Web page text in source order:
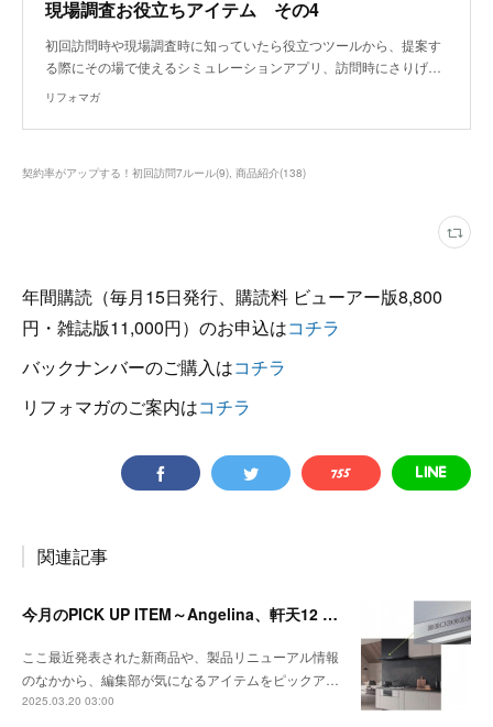
現場調査お役立ちアイテム その4
初回訪問時や現場調査時に知っていたら役立つツールから、提案す
る際にその場で使えるシミュレーションアプリ、訪問時にさりげ…
リフォマガ
契約率がアップする！初回訪問7ルール(9) 商品紹介(138)
年間購読（毎月15日発行、購読料 ビューアー版8,800
円・雑誌版11,000円）のお申込はコチラ
バックナンバーのご購入はコチラ
リフォマガのご案内はコチラ
関連記事
今月のPICK UP ITEM～Angelina、軒天12 トリスタ
ここ最近発表された新商品や、製品リニューアル情報
のなかから、編集部が気になるアイテムをピックア…
2025.03.20 03:00